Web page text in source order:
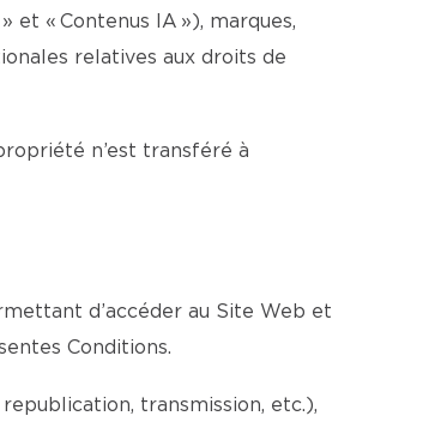
« Contenus IA »), marques,
relatives aux droits de
n’est transféré à
d’accéder au Site Web et
Conditions.
transmission, etc.),